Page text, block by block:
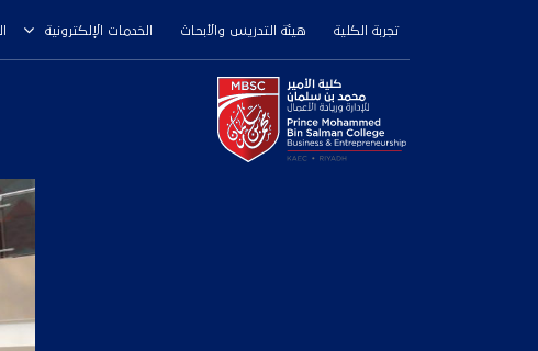
تجربة الكلية هيئة التدريس والأبحاث الخدمات الإلكترونية